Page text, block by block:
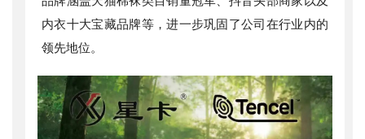
内衣十大宝藏品牌等，进一步巩固了公司在行业内的
领先地位。